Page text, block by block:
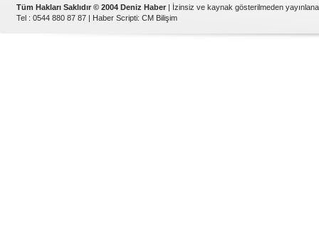
Tüm Hakları Saklıdır © 2004 Deniz Haber | İzinsiz ve kaynak gösterilmeden
Tel : 0544 880 87 87 | Haber Scripti: CM Bilişim